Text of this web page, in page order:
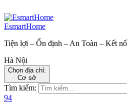
EsmartHome
Tiện lợi – Ổn định – An Toàn – Kết
Hà Nội
Chọn địa chỉ:
Cơ sở
Tìm kiếm:
94